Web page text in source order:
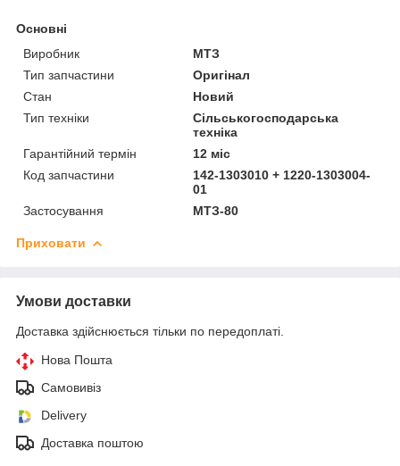
Основні
Виробник
МТЗ
Тип запчастини
Оригінал
Стан
Новий
Тип техніки
Сільськогосподарська
техніка
Гарантійний термін
12 міс
Код запчастини
142-1303010 + 1220-1303004-
01
Застосування
МТЗ-80
Приховати
Умови доставки
Доставка здійснюється тільки по передоплаті.
Нова Пошта
Самовивіз
Delivery
Доставка поштою